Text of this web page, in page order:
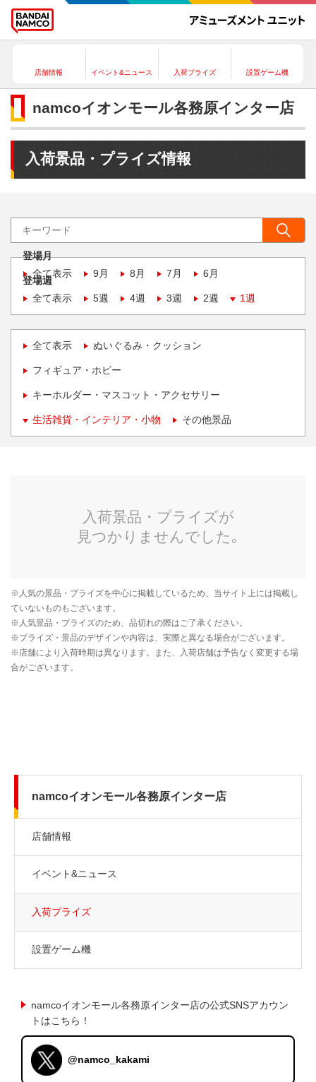
店舗情報 イベント&ニュース 入荷プライズ 設置ゲーム機
namcoイオンモール各務原インター店
入荷景品・プライズ情報
登場月
全て表示
9月 8月 7月 6月
登場週
全て表示
5週 4週 3週 2週 1週
全て表示 ぬいぐるみ・クッション
フィギュア・ホビー
キーホルダー・マスコット・アクセサリー
生活雑貨・インテリア・小物 その他景品
namcoイオンモール各務原インター店
店舗情報
イベント&ニュース
入荷プライズ
設置ゲーム機
namcoイオンモール各務原インター店の公式SNSアカウン
トはこちら！
@namco_kakami